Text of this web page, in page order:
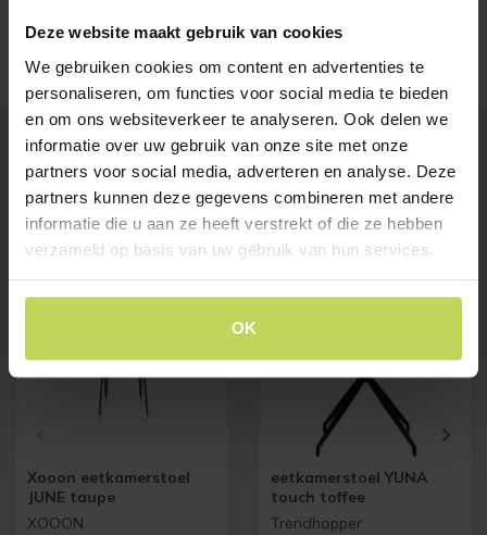
Deze website maakt gebruik van cookies
We gebruiken cookies om content en advertenties te
personaliseren, om functies voor social media te bieden
en om ons websiteverkeer te analyseren. Ook delen we
informatie over uw gebruik van onze site met onze
partners voor social media, adverteren en analyse. Deze
partners kunnen deze gegevens combineren met andere
informatie die u aan ze heeft verstrekt of die ze hebben
verzameld op basis van uw gebruik van hun services.
OK
BESTSELLERS
Klanten bekeken ook
Xooon eetkamerstoel
JUNE taupe
XOOON
eetkamerstoel YUNA
touch toffee
Trendhopper